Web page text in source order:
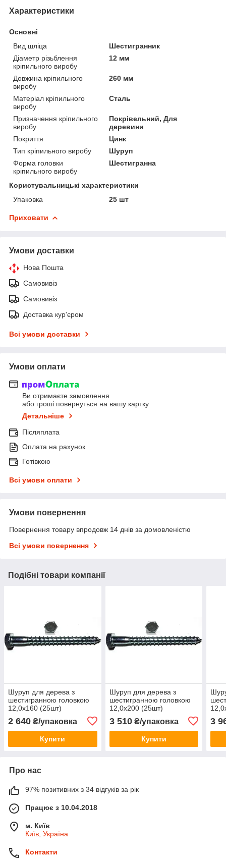
Характеристики
Основні
Вид шліца
Шестигранник
Діаметр різьблення
кріпильного виробу
12 мм
Довжина кріпильного
виробу
260 мм
Матеріал кріпильного
виробу
Сталь
Призначення кріпильного
виробу
Покрівельний, Для
деревини
Покриття
Цинк
Тип кріпильного виробу
Шуруп
Форма головки
кріпильного виробу
Шестигранна
Користувальницькі характеристики
Упаковка
25 шт
Приховати
Умови доставки
Нова Пошта
Самовивіз
Самовивіз
Доставка кур'єром
Всі умови доставки
Умови оплати
Ви отримаєте замовлення
або гроші повернуться на вашу картку
Детальніше
Післяплата
Оплата на рахунок
Готівкою
Всі умови оплати
Умови повернення
Повернення товару впродовж 14 днів за домовленістю
Всі умови повернення
Подібні товари компанії
Шуруп для дерева з
шестигранною головкою
12,0х160 (25шт)
2 640 ₴/упаковка
Купити
Шуруп для дерева з
шестигранною головкою
12,0х200 (25шт)
3 510₴/упаковка
Купити
3
Про нас
97% позитивних з 34 відгуків за рік
Працює з 10.04.2018
м. Київ
Київ, Україна
Контакти